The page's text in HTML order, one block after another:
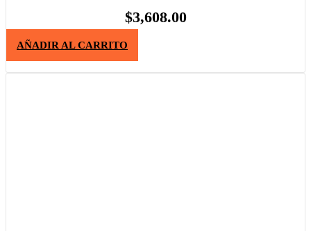
$3,608.00
AÑADIR AL CARRITO